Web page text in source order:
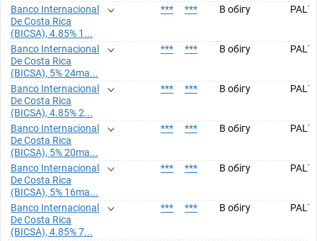
Banco Internacional
De Costa Rica
(BICSA), 4.85% 1...
*** *** В обігу
Banco Internacional
De Costa Rica
(BICSA), 5% 24ma...
*** *** В обігу
Banco Internacional
De Costa Rica
(BICSA), 4.85% 2...
*** *** В обігу
Banco Internacional
De Costa Rica
(BICSA), 5% 20ma...
*** *** В обігу
Banco Internacional
De Costa Rica
(BICSA), 5% 16ma...
*** *** В обігу
Banco Internacional
De Costa Rica
(BICSA), 4.85% 7...
*** *** В обігу